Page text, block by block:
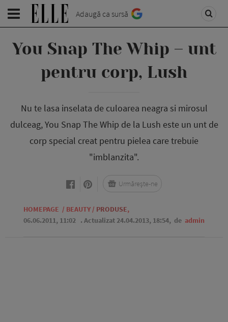
Adaugă ca sursă
You Snap The Whip – unt
pentru corp, Lush
Nu te lasa inselata de culoarea neagra si mirosul
dulceag, You Snap The Whip de la Lush este un unt de
corp special creat pentru pielea care trebuie
"imblanzita".
HOMEPAGE / BEAUTY / PRODUSE,
06.06.2011, 11:02 . Actualizat 24.04.2013, 18:54, de admin
Urmărește-ne